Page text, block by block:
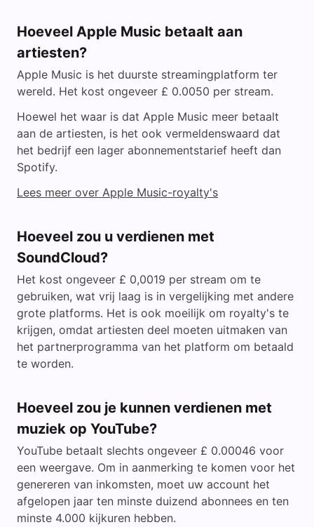
Hoeveel Apple Music betaalt aan
artiesten?
Apple Music is het duurste streamingplatform ter
wereld. Het kost ongeveer £ 0.0050 per stream.
Hoewel het waar is dat Apple Music meer betaalt
aan de artiesten, is het ook vermeldenswaard dat
het bedrijf een lager abonnementstarief heeft dan
Spotify.
Lees meer over Apple Music-royalty's
Hoeveel zou u verdienen met
SoundCloud?
Het kost ongeveer £ 0,0019 per stream om te
gebruiken, wat vrij laag is in vergelijking met andere
grote platforms. Het is ook moeilijk om royalty's te
krijgen, omdat artiesten deel moeten uitmaken van
het partnerprogramma van het platform om betaald
te worden.
Hoeveel zou je kunnen verdienen met
muziek op YouTube?
YouTube betaalt slechts ongeveer £ 0.00046 voor
een weergave. Om in aanmerking te komen voor het
genereren van inkomsten, moet uw account het
afgelopen jaar ten minste duizend abonnees en ten
minste 4.000 kijkuren hebben.